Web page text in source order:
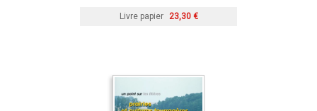
Livre papier 23,30 €